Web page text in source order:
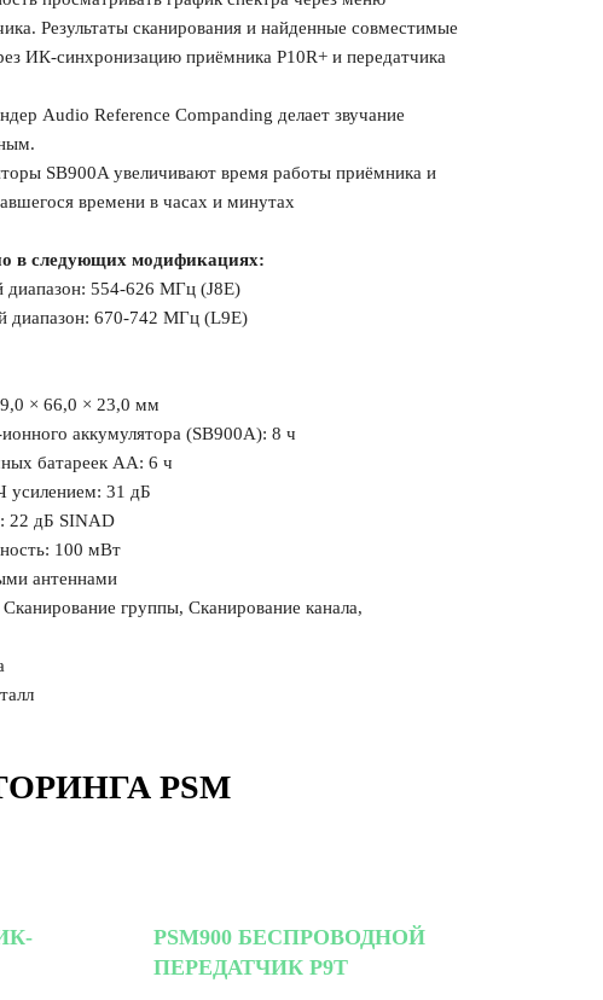
Результаты сканирования и найденные совместимые
ИК-синхронизацию приёмника P10R+ и передатчика
Audio Reference Companding делает звучание
SB900A увеличивают время работы приёмника и
времени в часах и минутах
в следующих модификациях:
диапазон: 554-626 МГц (J8E)
диапазон: 670-742 МГц (L9E)
× 66,0 × 23,0 мм
аккумулятора (SB900A): 8 ч
батареек AA: 6 ч
усилением: 31 дБ
22 дБ SINAD
100 мВт
антеннами
группы, Сканирование канала,
PSM
PSM900 БЕСПРОВОДНОЙ
ПЕРЕДАТЧИК P9T